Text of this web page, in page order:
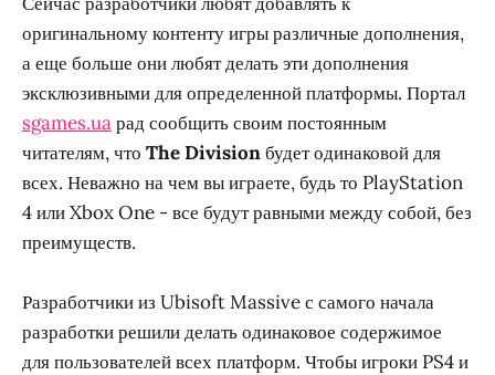
оригинальному контенту игры различные дополнения,
а еще больше они любят делать эти дополнения
эксклюзивными для определенной платформы. Портал
sgames.uaрад сообщить своим постоянным
читателям, что The Divisionбудет одинаковой для
всех. Неважно на чем вы играете, будь то PlayStation
4 или Xbox One - все будут равными между собой, без
преимуществ.
Разработчики из Ubisoft Massive с самого начала
разработки решили делать одинаковое содержимое
для пользователей всех платформ. Чтобы игроки PS4 и